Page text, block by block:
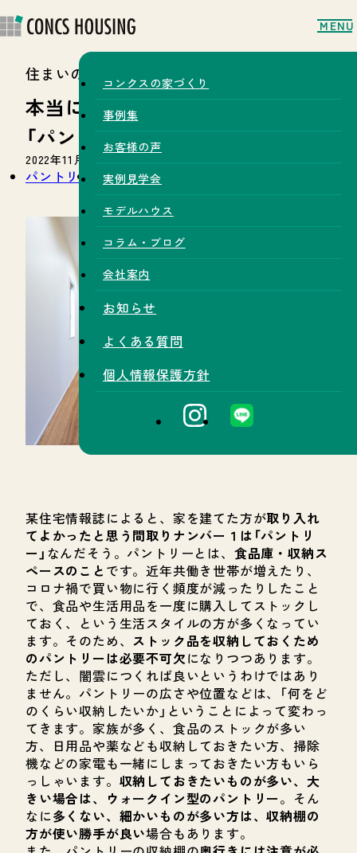
MENU
コンクスの家づくり
事例集
お客様の声
実例見学会
モデルハウス
コラム・ブログ
会社案内
お知らせ
よくある質問
個人情報保護方針
住まいのコラム
本当に使い勝手の良い
「パントリー」をつくる！
2022年11月03日
パントリー キッチン収納
某住宅情報誌によると、家を建てた方が取り入れ
てよかったと思う間取りナンバー１は「パントリ
ー」 なんだそう。パントリーとは、 食品庫・収納ス
ペースのこと です。近年共働き世帯が増えたり、
コロナ禍で買い物に行く頻度が減ったりしたこと
で、食品や生活用品を一度に購入してストックし
ておく、という生活スタイルの方が多くなってい
ます。そのため、 ストック品を収納しておくため
のパントリーは必要不可欠になりつつあります。
ただし、闇雲につくれば良いというわけではあり
ません。パントリーの広さや位置などは、「何をど
のくらい収納したいか」ということによって変わっ
てきます。家族が多く、食品のストックが多い
方、日用品や薬なども収納しておきたい方、掃除
機などの家電も一緒にしまっておきたい方もいら
っしゃいます。 収納しておきたいものが多い、大
きい場合は、ウォークイン型のパントリー。そん
なに多くない、細かいものが多い方は、収納棚の
方が使い勝手が良い場合もあります。